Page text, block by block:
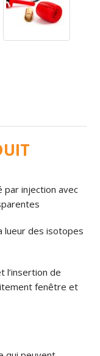
par injection avec
lueur des isotopes
l’insertion de
fenêtre et